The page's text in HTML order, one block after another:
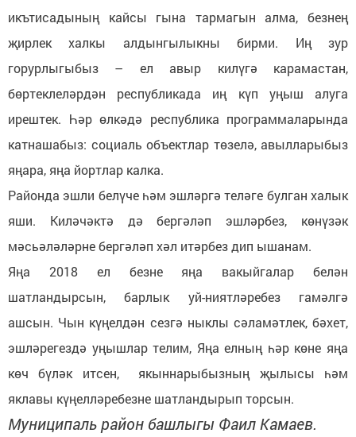
икътисадының кайсы гына тармагын алма, безнең
җирлек халкы алдынгылыкны бирми. Иң зур
горурлыгыбыз – ел авыр килүгә карамастан,
бөртеклеләрдән республикада иң күп уңыш алуга
ирештек. Һәр өлкәдә республика программаларында
катнашабыз: социаль объектлар төзелә, авылларыбыз
яңара, яңа йортлар калка.
Районда эшли белүче һәм эшләргә теләге булган халык
яши. Киләчәктә дә бергәләп эшләрбез, көнүзәк
мәсьәләләрне бергәләп хәл итәрбез дип ышанам.
Яңа 2018 ел безне яңа вакыйгалар белән
шатландырсын, барлык уй-ниятләребез гамәлгә
ашсын. Чын күңелдән сезгә ныклы сәламәтлек, бәхет,
эшләрегездә уңышлар телим, Яңа елның һәр көне яңа
көч бүләк итсен, якыннарыбызның җылысы һәм
яклавы күңелләребезне шатландырып торсын.
Муниципаль район башлыгы Фаил Камаев.